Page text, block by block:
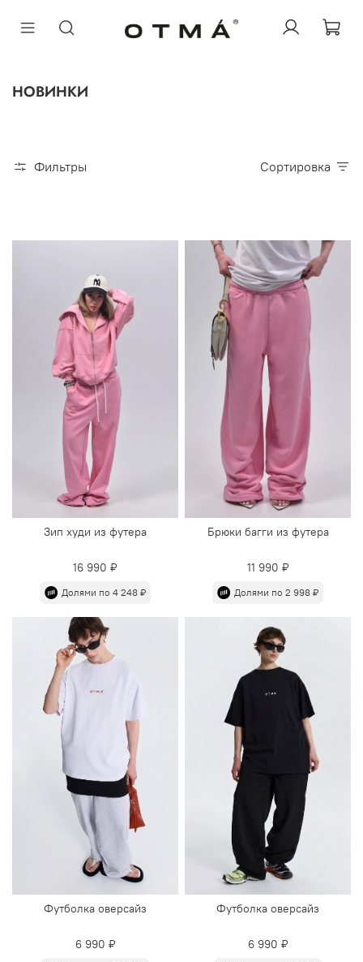
НОВИНКИ
Фильтры Сортировка
Зип худи из футера
16 990 ₽
Долями по 4 248 ₽
Брюки багги из футера
11 990 ₽
Долями по 2 998 ₽
Футболка оверсайз
6 990 ₽
Футболка оверсайз
6 990 ₽